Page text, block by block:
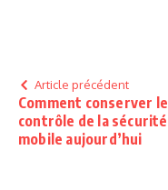
Article précédent
Comment conserver le
contrôle de la sécurité
mobile aujourd’hui